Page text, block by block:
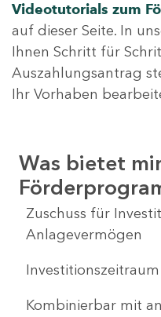
Videotutorials zum
auf dieser Seite. In
Ihnen Schritt für
Auszahlungsantrag
Ihr Vorhaben
Was bietet
Zuschuss für
Anlagevermögen
Kombinierbar mit